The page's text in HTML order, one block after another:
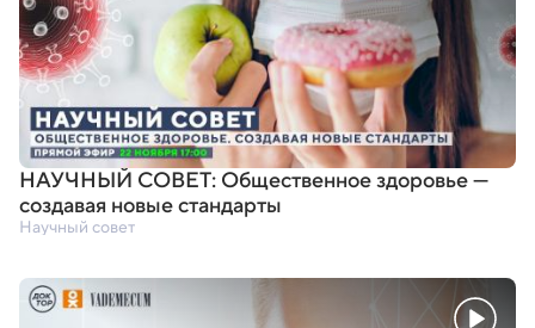
НАУЧНЫЙ СОВЕТ: Общественное здоровье —
создавая новые стандарты
Научный совет